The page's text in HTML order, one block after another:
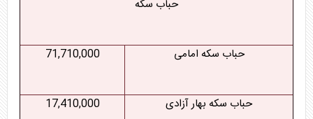
حباب سکه
حباب سکه امامی 71,710,000
حباب سکه بهار آزادی 17,410,000